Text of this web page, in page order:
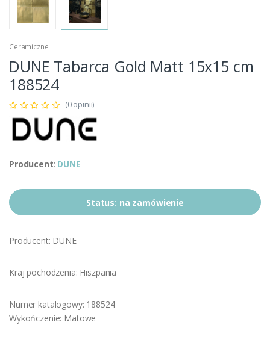
Ceramiczne
DUNE Tabarca Gold Matt 15x15 cm
188524
(0 opinii)
Producent: DUNE
Status: na zamówienie
Producent: DUNE
Kraj pochodzenia: Hiszpania
Numer katalogowy: 188524
Wykończenie: Matowe